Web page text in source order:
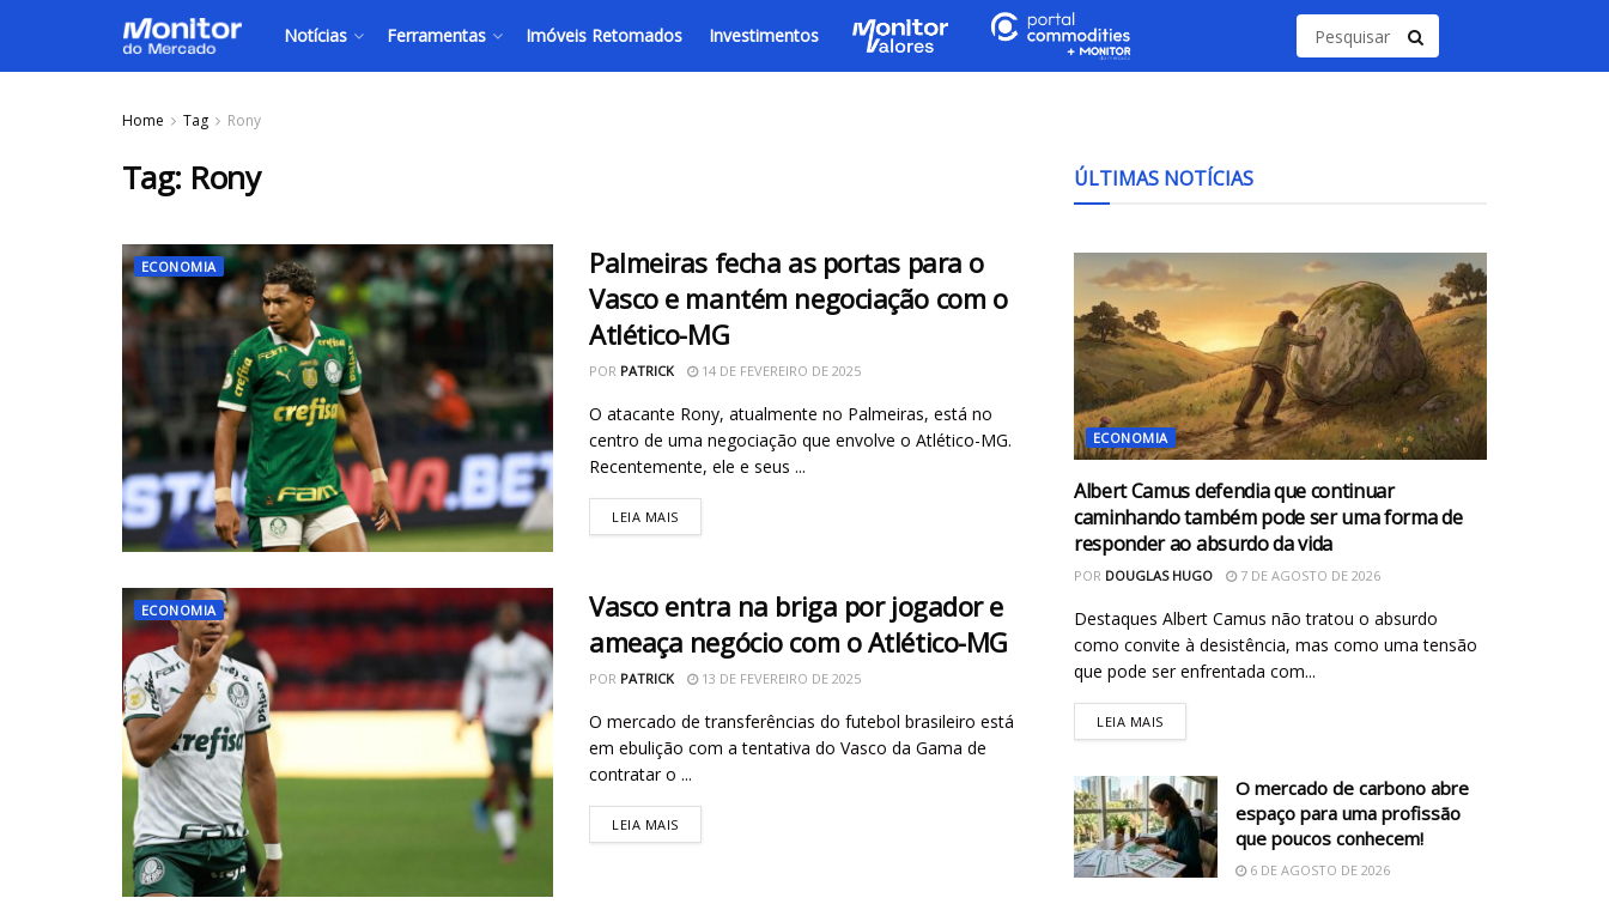
Notícias Ferramentas Imóveis Retomados Investimentos
Home Tag Rony
Tag: Rony
ECONOMIA
Palmeiras fecha as portas para o
Vasco e mantém negociação com o
Atlético-MG
POR PATRICK 14 DE FEVEREIRO DE 2025
O atacante Rony, atualmente no Palmeiras, está no
centro de uma negociação que envolve o Atlético-MG.
Recentemente, ele e seus ...
LEIA MAIS
ECONOMIA
Vasco entra na briga por jogador e
ameaça negócio com o Atlético-MG
POR PATRICK 13 DE FEVEREIRO DE 2025
O mercado de transferências do futebol brasileiro está
em ebulição com a tentativa do Vasco da Gama de
contratar o ...
LEIA MAIS
ÚLTIMAS NOTÍCIAS
ECONOMIA
Albert Camus defendia que continuar
caminhando também pode ser uma forma de
responder ao absurdo da vida
POR DOUGLAS HUGO 7 DE AGOSTO DE 2026
Destaques Albert Camus não tratou o absurdo
como convite à desistência, mas como uma tensão
que pode ser enfrentada com...
LEIA MAIS
O mercado de carbono abre
espaço para uma profissão
que poucos conhecem!
6 DE AGOSTO DE 2026